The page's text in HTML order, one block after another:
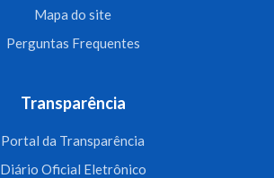
Mapa do site
Perguntas Frequentes
Transparência
Portal da Transparência
Diário Oficial Eletrônico